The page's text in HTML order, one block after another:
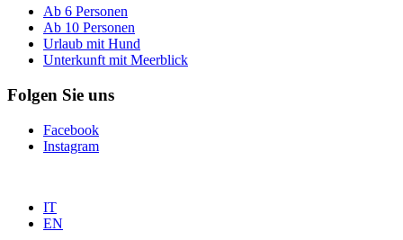
Ab 6 Personen
Ab 10 Personen
Urlaub mit Hund
Unterkunft mit Meerblick
Folgen Sie uns
Facebook
Instagram
IT
EN